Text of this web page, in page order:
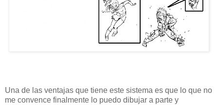
Una de las ventajas que tiene este sistema es que lo que no
me convence finalmente lo puedo dibujar a parte y